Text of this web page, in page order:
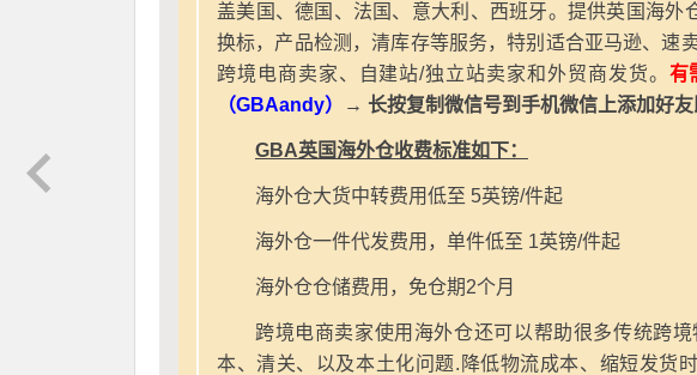
盖美国、德国、法国、意大利、西班牙。提供英国海外
换标，产品检测，清库存等服务，特别适合亚马逊、速
跨境电商卖家、自建站/独立站卖家和外贸商发货。 有
（GBAandy）
→ 长按复制微信号到手机微信上添加好
GBA英国海外仓收费标准如下：
海外仓大货中转费用低至 5英镑/件起
海外仓一件代发费用，单件低至 1英镑/件起
海外仓仓储费用，免仓期2个月
跨境电商卖家使用海外仓还可以帮助很多传统跨
本、清关、以及本土化问题.降低物流成本、缩短发货